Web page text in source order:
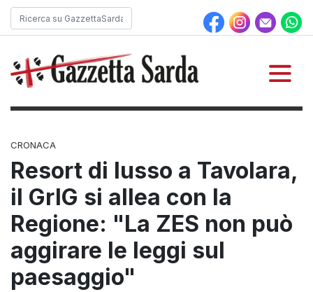
CRONACA
Resort di lusso a Tavolara,
il GrIG si allea con la
Regione: "La ZES non può
aggirare le leggi sul
paesaggio"